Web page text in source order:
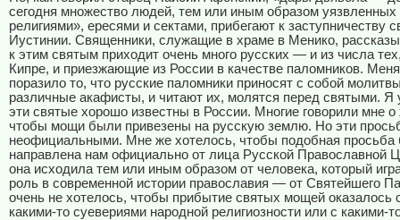
сегодня множество людей, тем или иным образом
религиями», ересями и сектами, прибегают к заступничеству
Иустинии. Священники, служащие в храме в Менико,
к этим святым приходит очень много русских — и из числа
Кипре, и приезжающие из России в качестве паломников.
поразило то, что русские паломники приносят с собой
различные акафисты, и читают их, молятся перед святыми. Я
эти святые хорошо известны в России. Многие говорили мне
чтобы мощи были привезены на русскую землю. Но эти
неофициальными. Мне же хотелось, чтобы подобная просьба
направлена нам официально от лица Русской Православной
она исходила тем или иным образом от человека, который
роль в современной истории православия — от Святейшего
очень не хотелось, чтобы прибытие святых мощей оказалось
какими-то суевериями народной религиозности или с какими-